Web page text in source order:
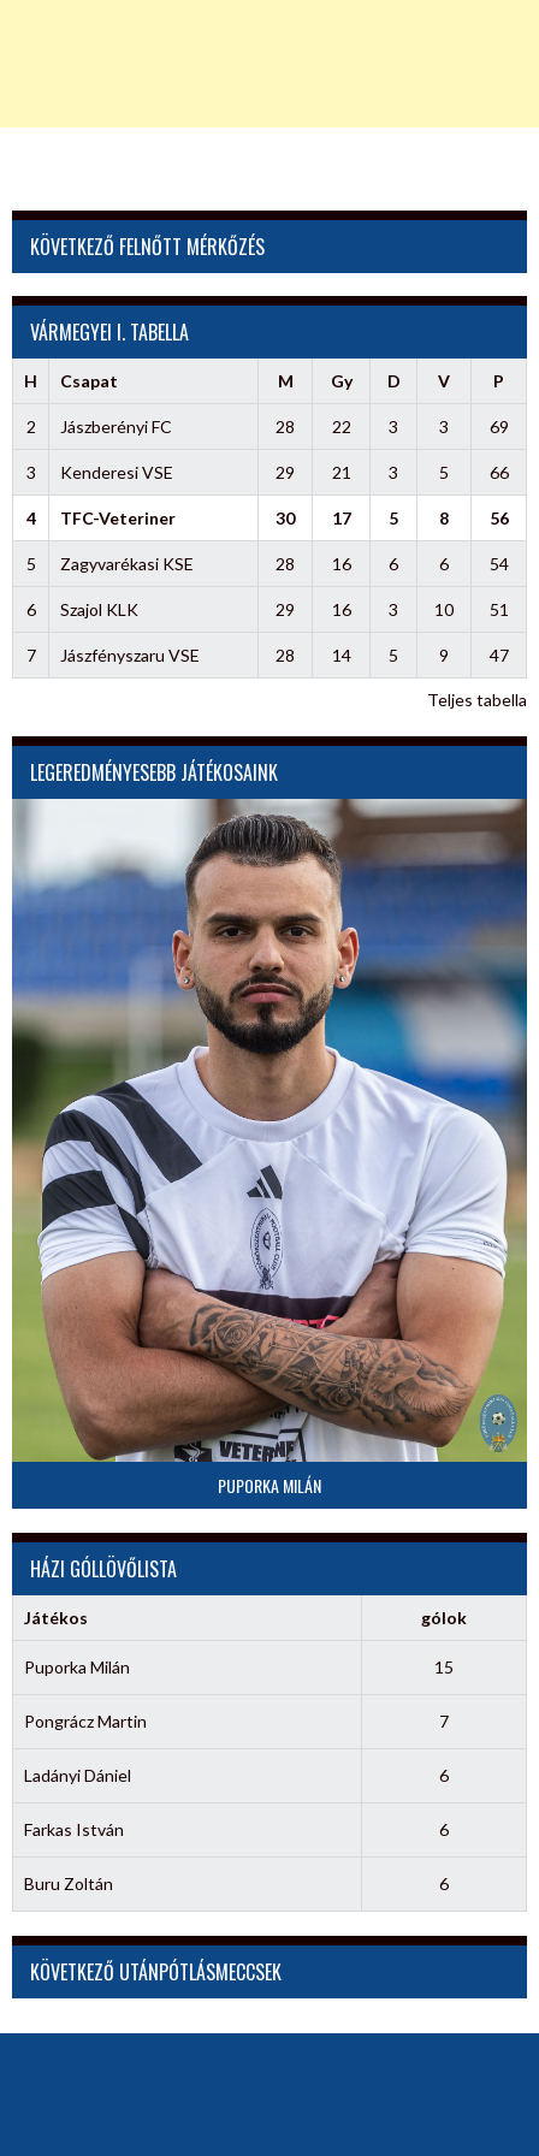
KÖVETKEZŐ FELNŐTT MÉRKŐZÉS
VÁRMEGYEI I. TABELLA
H Csapat M Gy D V P
2 Jászberényi FC 28 22 3 3 69
3 Kenderesi VSE 29 21 3 5 66
4 TFC-Veteriner 30 17 5 8 56
5 Zagyvarékasi KSE 28 16 6 6 54
6 Szajol KLK 29 16 3 10 51
7 Jászfényszaru VSE 28 14 5 9 47
Teljes tabella
LEGEREDMÉNYESEBB JÁTÉKOSAINK
PUPORKA MILÁN
HÁZI GÓLLÖVŐLISTA
Játékos gólok
Puporka Milán 15
Pongrácz Martin 7
Ladányi Dániel 6
Farkas István 6
Buru Zoltán 6
KÖVETKEZŐ UTÁNPÓTLÁSMECCSEK